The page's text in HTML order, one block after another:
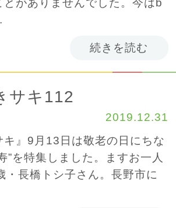
続きを読む
サキ112
2019.12.31
キ』9月13日は敬老の日にちな
”を特集しました。ますお一人
・長橋トシ子さん。長野市に